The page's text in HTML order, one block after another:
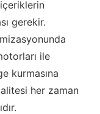
gerekir.
ile
kurmasına
her zaman